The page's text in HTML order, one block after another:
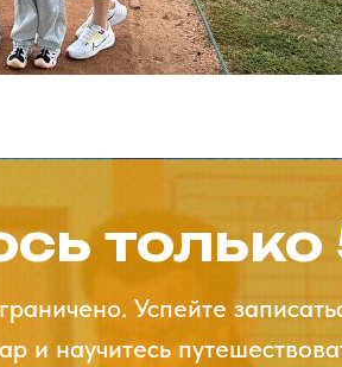
только
Успейте
и научитесь